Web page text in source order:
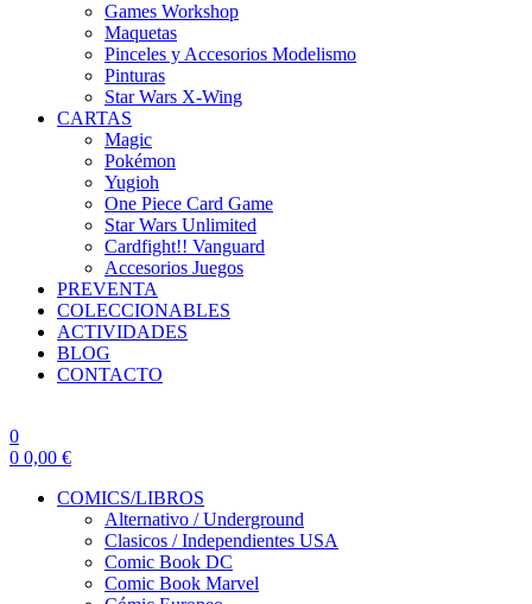
Games Workshop
Maquetas
Pinceles y Accesorios Modelismo
Pinturas
Star Wars X-Wing
CARTAS
Magic
Pokémon
Yugioh
One Piece Card Game
Star Wars Unlimited
Cardfight!! Vanguard
Accesorios Juegos
PREVENTA
COLECCIONABLES
ACTIVIDADES
BLOG
CONTACTO
0
0 0,00 €
COMICS/LIBROS
Alternativo / Underground
Clasicos / Independientes USA
Comic Book DC
Comic Book Marvel